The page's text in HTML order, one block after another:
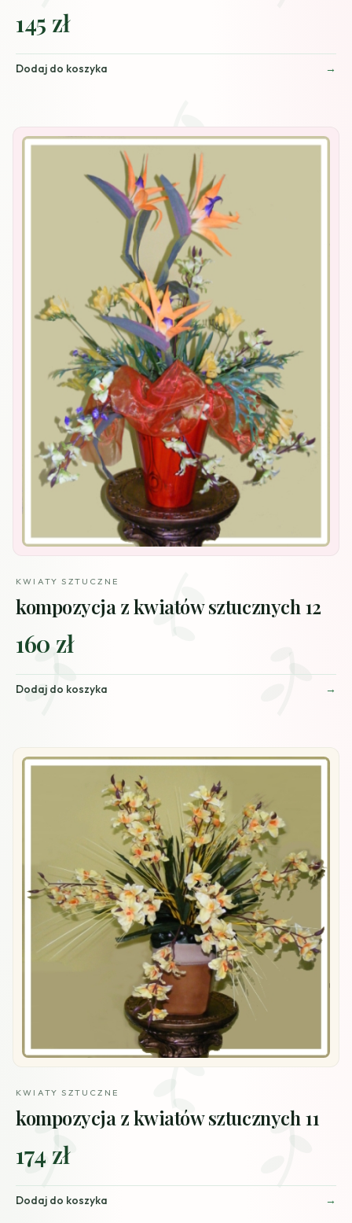
145 zł
Dodaj do koszyka
KWIATY SZTUCZNE
kompozycja z kwiatów sztucznych 12
160 zł
Dodaj do koszyka
KWIATY SZTUCZNE
kompozycja z kwiatów sztucznych 11
174 zł
Dodaj do koszyka